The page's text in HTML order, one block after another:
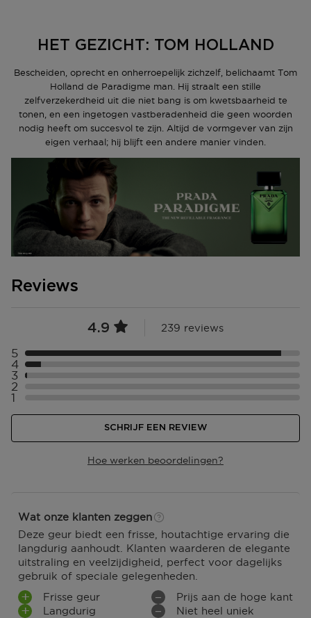
HET GEZICHT: TOM HOLLAND
Bescheiden, oprecht en onherroepelijk zichzelf, belichaamt Tom
Holland de Paradigme man. Hij straalt een stille
zelfverzekerdheid uit die niet bang is om kwetsbaarheid te
tonen, en een ingetogen vastberadenheid die geen woorden
nodig heeft om succesvol te zijn. Altijd de vormgever van zijn
eigen verhaal; hij blijft een andere manier vinden.
Reviews
4.9 239 reviews
Hoe werken beoordelingen?
Selecteer ({numberOfReviews}} met 5 sterren
5
Selecteer ({numberOfReviews}} met 4 sterren
4
Selecteer ({numberOfReviews}} met 3 sterren
3
Selecteer ({numberOfReviews}} met 2 sterren
2
Selecteer ({numberOfReviews}} met 1 sterren
1
SCHRIJF EEN REVIEW
Wat onze klanten zeggen
Deze geur biedt een frisse, houtachtige ervaring die
langdurig aanhoudt. Klanten waarderen de elegante
uitstraling en veelzijdigheid, perfect voor dagelijks
gebruik of speciale gelegenheden.
Frisse geur
Langdurig
Prijs aan de hoge kant
Niet heel uniek